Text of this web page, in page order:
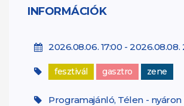
INFORMÁCIÓK
2026.08.06. 17:00 - 2026.08.08.
fesztivál gasztro zene
Programajánló, Télen - nyáron